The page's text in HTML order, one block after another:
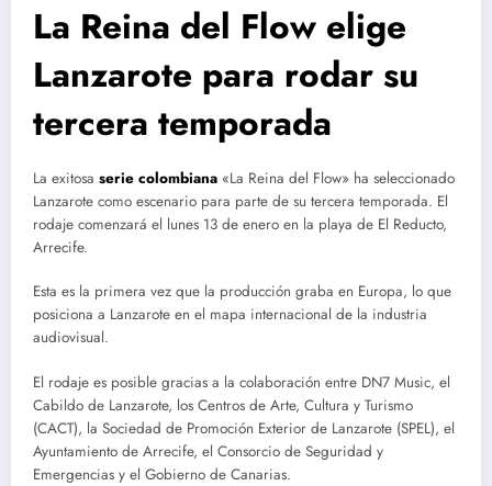
La Reina del Flow elige
Lanzarote para rodar su
tercera temporada
La exitosa serie colombiana «La Reina del Flow» ha seleccionado
Lanzarote como escenario para parte de su tercera temporada. El
rodaje comenzará el lunes 13 de enero en la playa de El Reducto,
Arrecife.
Esta es la primera vez que la producción graba en Europa, lo que
posiciona a Lanzarote en el mapa internacional de la industria
audiovisual.
El rodaje es posible gracias a la colaboración entre DN7 Music, el
Cabildo de Lanzarote, los Centros de Arte, Cultura y Turismo
(CACT), la Sociedad de Promoción Exterior de Lanzarote (SPEL), el
Ayuntamiento de Arrecife, el Consorcio de Seguridad y
Emergencias y el Gobierno de Canarias.